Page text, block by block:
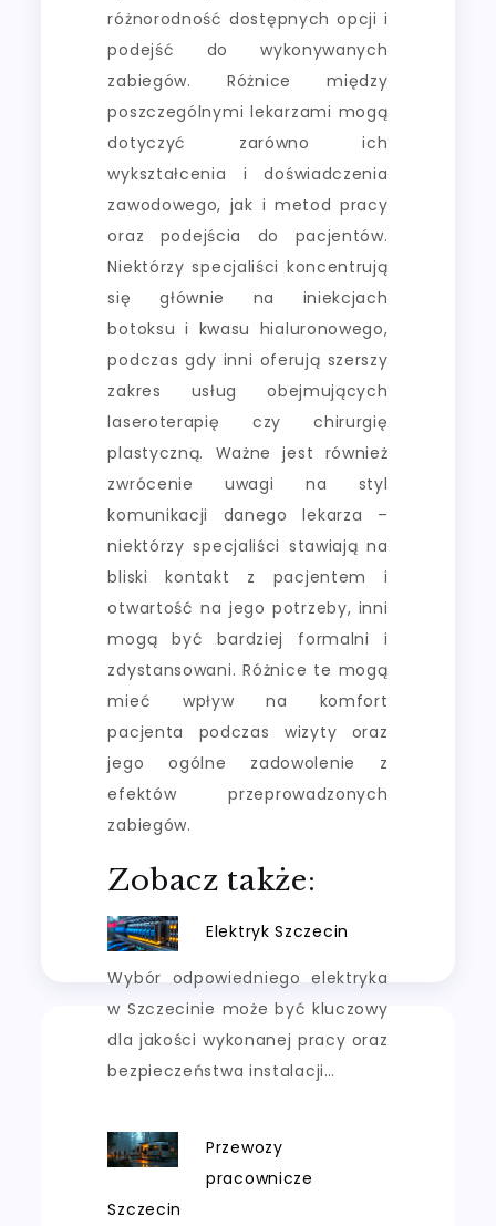
różnorodność dostępnych opcji i
podejść do wykonywanych
zabiegów. Różnice między
poszczególnymi lekarzami mogą
dotyczyć zarówno ich
wykształcenia i doświadczenia
zawodowego, jak i metod pracy
oraz podejścia do pacjentów.
Niektórzy specjaliści koncentrują
się głównie na iniekcjach
botoksu i kwasu hialuronowego,
podczas gdy inni oferują szerszy
zakres usług obejmujących
laseroterapię czy chirurgię
plastyczną. Ważne jest również
zwrócenie uwagi na styl
komunikacji danego lekarza –
niektórzy specjaliści stawiają na
bliski kontakt z pacjentem i
otwartość na jego potrzeby, inni
mogą być bardziej formalni i
zdystansowani. Różnice te mogą
mieć wpływ na komfort
pacjenta podczas wizyty oraz
jego ogólne zadowolenie z
efektów przeprowadzonych
zabiegów.
Zobacz także:
Elektryk Szczecin
Wybór odpowiedniego elektryka
w Szczecinie może być kluczowy
dla jakości wykonanej pracy oraz
bezpieczeństwa instalacji…
Przewozy
pracownicze
Szczecin